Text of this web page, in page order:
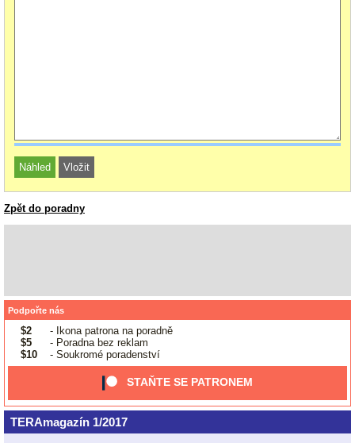
Zpět do poradny
Podpořte nás
$2
- Ikona patrona na poradně
$5
- Poradna bez reklam
$10
- Soukromé poradenství
STAŇTE SE PATRONEM
TERAmagazín 1/2017